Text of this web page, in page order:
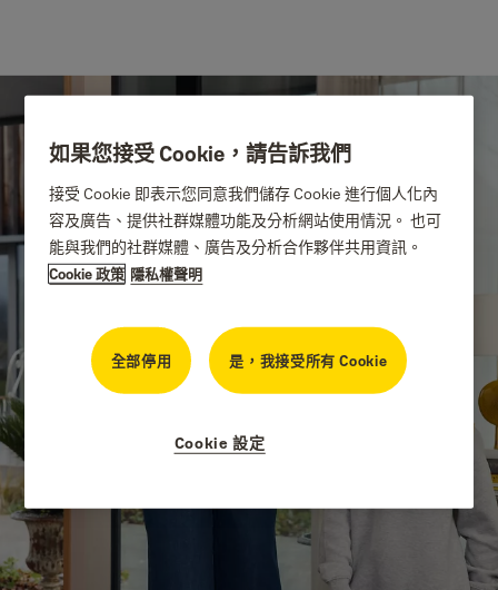
以更智慧的方式保護
如果您接受 Cookie，請告訴我們
接受 Cookie 即表示您同意我們儲存 Cookie 進行個人化內
容及廣告、提供社群媒體功能及分析網站使用情況。 也可
能與我們的社群媒體、廣告及分析合作夥伴共用資訊。
Cookie 政策 隱私權聲明
全部停用 是，我接受所有 Cookie
Cookie 設定